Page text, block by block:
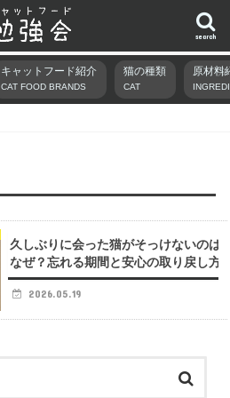
search
キャットフード紹介
CAT FOOD BRANDS
猫の種類
CAT
原材料
久しぶりに会った猫がそっけないのは
なぜ？忘れる期間と安心の取り戻し方
2026.05.19